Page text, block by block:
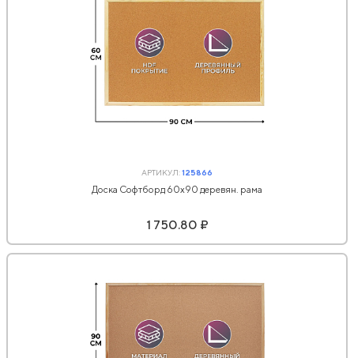
АРТИКУЛ:125866
Доска Софтборд 60х90 деревян. рама
1 750.80 ₽